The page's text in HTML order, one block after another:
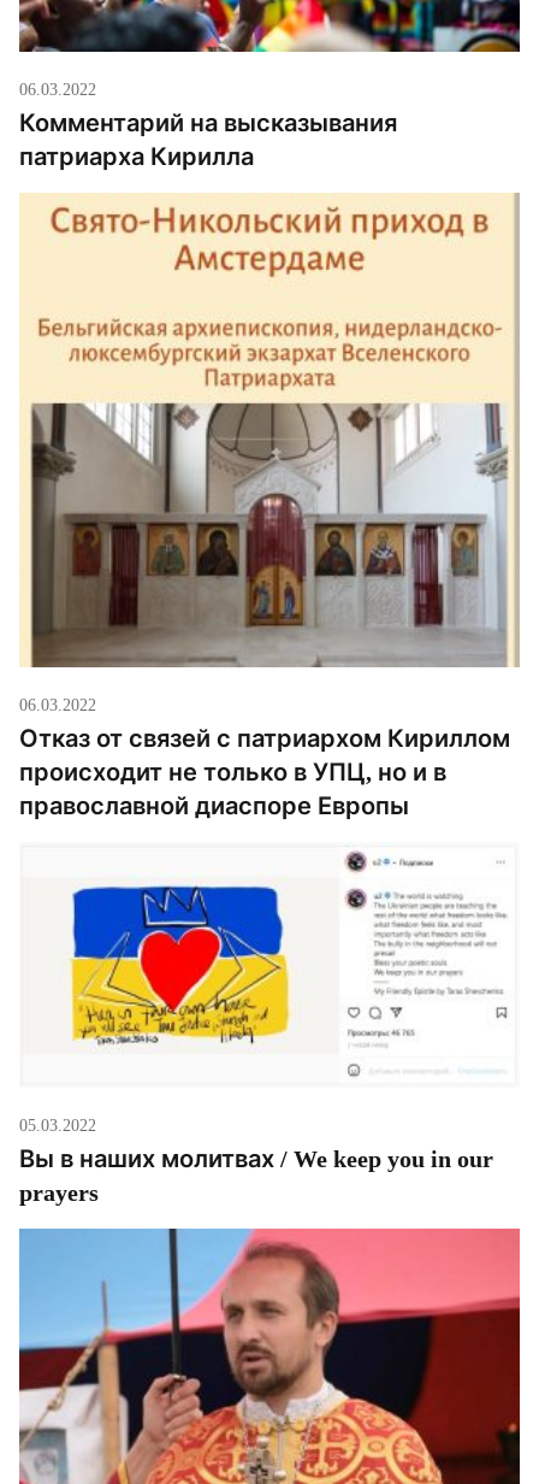
06.03.2022
Комментарий на высказывания
патриарха Кирилла
06.03.2022
Отказ от связей с патриархом Кириллом
происходит не только в УПЦ, но и в
православной диаспоре Европы
05.03.2022
Вы в наших молитвах / We keep you in our
prayers